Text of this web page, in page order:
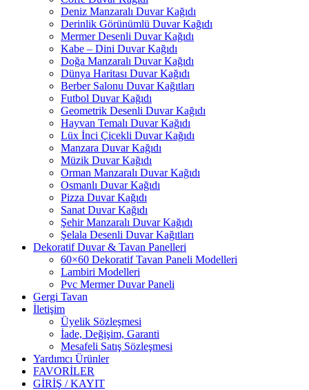
Deniz Manzaralı Duvar Kağıdı
Derinlik Görünümlü Duvar Kağıdı
Mermer Desenli Duvar Kağıdı
Kabe – Dini Duvar Kağıdı
Doğa Manzaralı Duvar Kağıdı
Dünya Haritası Duvar Kağıdı
Berber Salonu Duvar Kağıtları
Futbol Duvar Kağıdı
Geometrik Desenli Duvar Kağıdı
Hayvan Temalı Duvar Kağıdı
Lüx İnci Çicekli Duvar Kağıdı
Manzara Duvar Kağıdı
Müzik Duvar Kağıdı
Orman Manzaralı Duvar Kağıdı
Osmanlı Duvar Kağıdı
Pizza Duvar Kağıdı
Sanat Duvar Kağıdı
Şehir Manzaralı Duvar Kağıdı
Şelala Desenli Duvar Kağıtları
Dekoratif Duvar & Tavan Panelleri
60×60 Dekoratif Tavan Paneli Modelleri
Lambiri Modelleri
Pvc Mermer Duvar Paneli
Gergi Tavan
İletişim
Üyelik Sözleşmesi
İade, Değişim, Garanti
Mesafeli Satış Sözleşmesi
Yardımcı Ürünler
FAVORİLER
GİRİŞ / KAYIT